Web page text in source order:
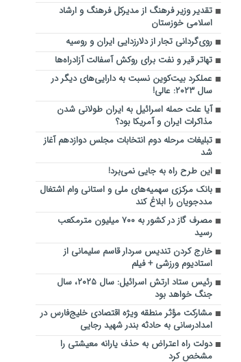
تقدیر وزیر فرهنگ از مدیرکل فرهنگ و ارشاد
اسلامی خوزستان
روی‌گردانی تجار از دلارزدایی ایران و روسیه
تهاتر قیر و نفت برای روکش آسفالت آزادراه‌ها
عملکرد بیت‌کوین نسبت به دارایی‌های دیگر در
سال ۲۰۲۳: عالی!
آیا علت حمله اسرائیل به ایران طولانی شدن
مذاکرات ایران و آمریکا بود؟
تبلیغات مرحله دوم انتخابات مجلس دوازدهم آغاز
شد
این طرح راه به جایی نمی‌برد!
بانک مرکزی سهمیه‌های ملی و استانی وام اشتغال
مددجویان را ابلاغ کند
مصرف گاز در کشور به ۷۰۰ میلیون مترمکعب
رسید
خارج کردن تندیس سردار قاسم سلیمانی از
استادیوم ورزشی + فیلم
رئیس ستاد ارتش اسرائیل: سال ۲۰۲۵، سال
جنگ خواهد بود
مشارکت مؤثر منطقه ویژه اقتصادی خلیج‌فارس در
امدادرسانی به حادثه بندر شهید رجایی
دولت راه اعتراض به حذف یارانه معیشتی را
مشخص کرد